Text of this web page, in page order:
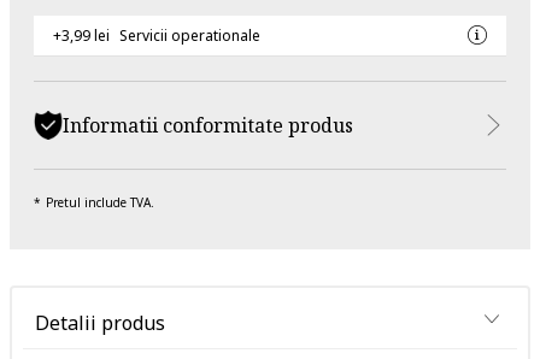
+3,99 lei Servicii operationale
Informatii conformitate produs
Pretul include TVA.
Detalii produs